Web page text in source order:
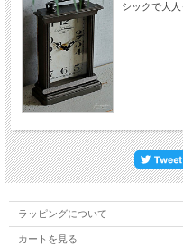
シックで大人
ラッピングについて
カートを見る